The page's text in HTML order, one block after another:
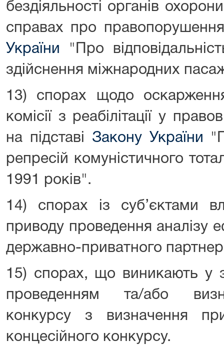
бездіяльності органів
справах про
України "Про
здійснення міжнародних
13) спорах щодо
комісії з реабілітації у
на підставі Закону України
репресій комуністичного
1991 років".
14) спорах із суб’єктами
приводу проведення аналізу
державно-приватного
15) спорах, що виникають у
проведенням та/або
конкурсу з визначення
концесійного конкурсу.